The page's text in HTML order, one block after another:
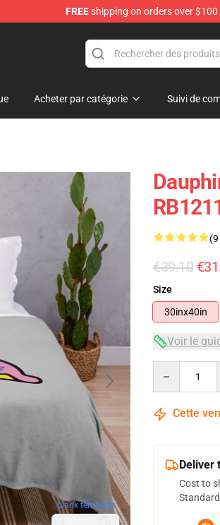
FREEshipping on orders over $100
Acheter par catégorie Suivi de
blank template
€39.10
Size
30inx40in
Voir le
Cette
Deliver
Cost to